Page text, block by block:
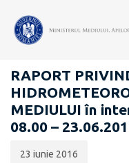
RAPOARTE ZILNICE
RAPORT
MEDIULUI în
08.00 –
publicării:
23 iunie 2016